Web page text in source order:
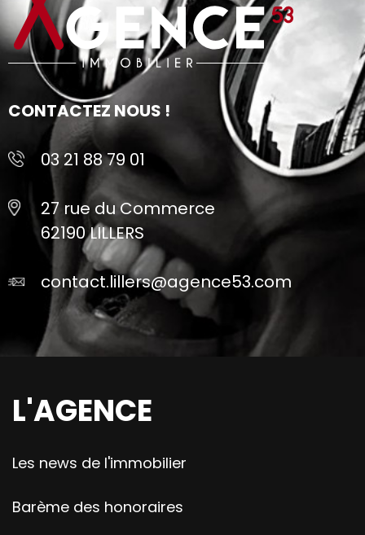
CONTACTEZ NOUS !
03 21 88 79 01
27 rue du Commerce
62190 LILLERS
contact.lillers@agence53.com
L'AGENCE
Les news de l'immobilier
Barème des honoraires